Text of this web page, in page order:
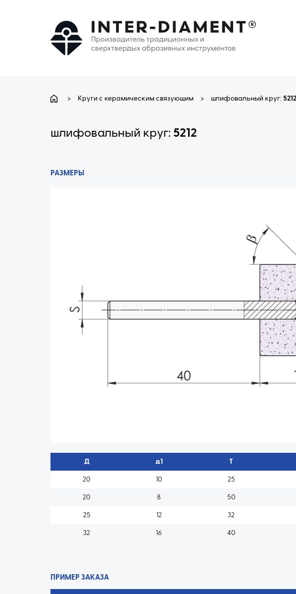
> Круги с керамическим связующим > шлифовальный круг: 5212
шлифовальный круг: 5212
РАЗМЕРЫ
Д д1 T
20 10 25
20 8 50
25 12 32
32 16 40
ПРИМЕР ЗАКАЗА